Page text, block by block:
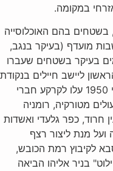
במקומה‏.
בשטחים בהם האוכלוסייה
מועדף (בעיקר בנגב,
בעיקר בשטחים שעברו
ליישב חיילים בנקודת
קבע נעשה בקיבוץ ניר אליהו: ב-27 ביולי 1950 עלו לקרקע חברי
מטורקיה, רומניה
חרוד, כפר גלעדי ואשדות
ועל מנת ליצור רצף
לקיבוץ רמת הכובש,
בניר אליהו הביאה